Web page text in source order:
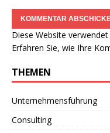
Diese Website
Erfahren Sie, wie Ihre
THEMEN
Unternehmensführung
Consulting